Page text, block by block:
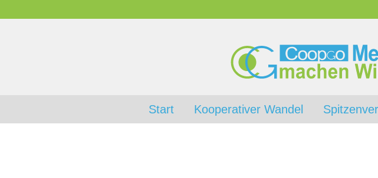
Start Kooperativer Wandel